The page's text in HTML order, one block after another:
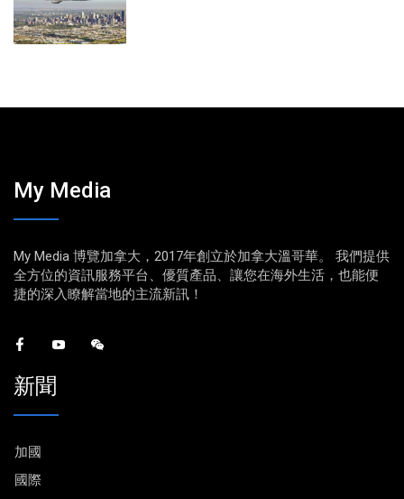
My Media
My Media 博覽加拿大，2017年創立於加拿大溫哥華。 我們提供
全方位的資訊服務平台、優質產品、讓您在海外生活，也能便
捷的深入瞭解當地的主流新訊！
新聞
加國
國際